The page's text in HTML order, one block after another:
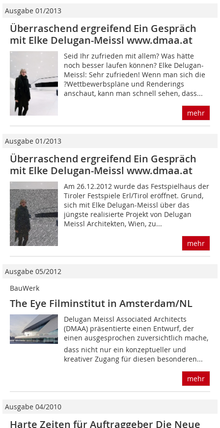
Ausgabe 01/2013
Überraschend ergreifend Ein Gespräch
mit Elke Delugan-Meissl www.dmaa.at
Seid Ihr zufrieden mit allem? Was hätte
noch besser laufen können? Elke Delugan-
Meissl: Sehr zufrieden! Wenn man sich die
?Wettbewerbspläne und Renderings
anschaut, kann man schnell sehen, dass...
mehr
Ausgabe 01/2013
Überraschend ergreifend Ein Gespräch
mit Elke Delugan-Meissl www.dmaa.at
Am 26.12.2012 wurde das Festspielhaus der
Tiroler Festspiele Erl/Tirol eröffnet. Grund,
sich mit Elke Delugan-Meissl über das
jüngste realisierte Projekt von Delugan
Meissl Architekten, Wien, zu...
mehr
Ausgabe 05/2012
BauWerk
The Eye Filminstitut in Amsterdam/NL
Delugan Meissl Associated Architects
(DMAA) präsentierte einen Entwurf, der
einen ausgesprochen zuversichtlich mache,
dass nicht nur ein konzeptueller und
kreativer Zugang für diesen besonderen...
mehr
Ausgabe 04/2010
Harte Zeiten für Auftraggeber Die Neue